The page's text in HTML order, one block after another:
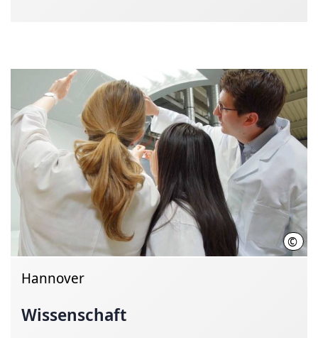
©
Hannover
Wissenschaft